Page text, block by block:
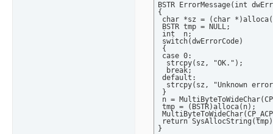
BSTR ErrorMessage(int
{
char *sz = (char
BSTR tmp = NULL;
int  n;
switch(dwErrorCode)
{
case 0:
  strcpy(sz, "OK.");
  break;
default:
strcpy(sz, "Unknown
}
n =
tmp = (BSTR)alloca(n);
return
}